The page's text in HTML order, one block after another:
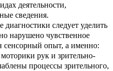
деятельности,
сведения.
следует уделить
нарушено чувственное
сенсорный опыт, а именно:
рук и зрительно-
процессы зрительного,